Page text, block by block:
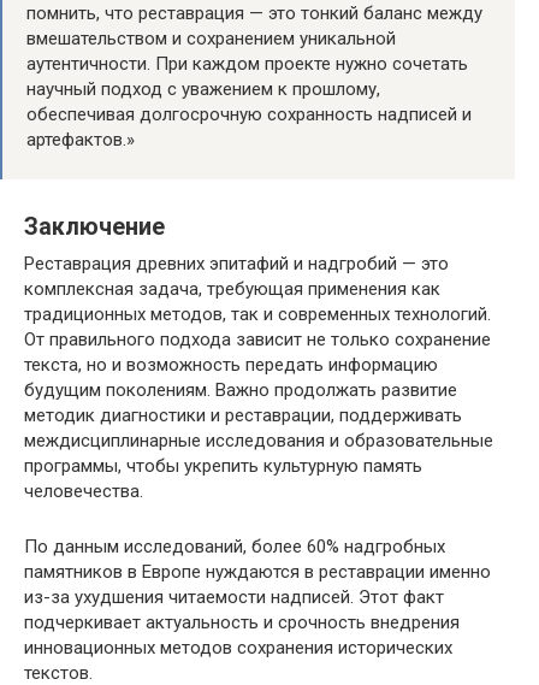
помнить, что реставрация — это тонкий баланс между
вмешательством и сохранением уникальной
аутентичности. При каждом проекте нужно сочетать
научный подход с уважением к прошлому,
обеспечивая долгосрочную сохранность надписей и
артефактов.»
Заключение
Реставрация древних эпитафий и надгробий — это
комплексная задача, требующая применения как
традиционных методов, так и современных технологий.
От правильного подхода зависит не только сохранение
текста, но и возможность передать информацию
будущим поколениям. Важно продолжать развитие
методик диагностики и реставрации, поддерживать
междисциплинарные исследования и образовательные
программы, чтобы укрепить культурную память
человечества.
По данным исследований, более 60% надгробных
памятников в Европе нуждаются в реставрации именно
из-за ухудшения читаемости надписей. Этот факт
подчеркивает актуальность и срочность внедрения
инновационных методов сохранения исторических
текстов.